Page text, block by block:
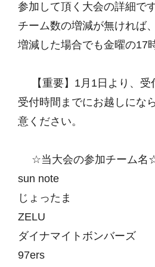
参加して頂く大会の詳細です
チーム数の増減が無ければ
増減した場合でも金曜の17
【重要】1月1日より、
受付時間までにお越しにな
意ください。
☆当大会の参加チーム
sun note
じょったま
ZELU
ダイナマイトボンバーズ
97ers